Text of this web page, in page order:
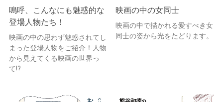
嗚呼、こんなにも魅惑的な
登場人物たち！
映画の中の思わず魅惑されてし
まった登場人物をご紹介！人物
から見えてくる映画の世界っ
て!?
映画の中の女同士
映画の中で描かれる愛すべき女
同士の姿から光をたどります。